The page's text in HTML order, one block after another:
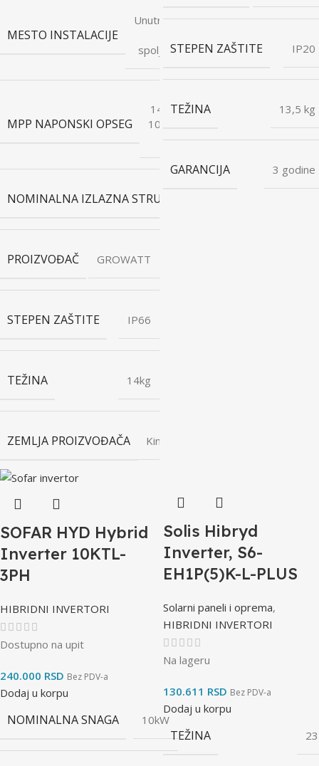
MESTO INSTALACIJE
Unutrašnje
spoljašnje
MPP NAPONSKI OPSEG
140-
1000
V
NOMINALNA IZLAZNA STRUJA
PROIZVOĐAČ GROWATT
STEPEN ZAŠTITE IP66
TEŽINA 14kg
ZEMLJA PROIZVOĐAČA Kina
STEPEN ZAŠTITE IP20
TEŽINA 13,5 kg
GARANCIJA 3 godine
SOFAR HYD Hybrid
Inverter 10KTL-
3PH
HIBRIDNI INVERTORI
Dostupno na upit
240.000 RSD Bez PDV-a
Dodaj u korpu
NOMINALNA SNAGA 10kW
Solis Hibryd
Inverter, S6-
EH1P(5)K-L-PLUS
Solarni paneli i oprema,
HIBRIDNI INVERTORI
Na lageru
130.611 RSD Bez PDV-a
Dodaj u korpu
TEŽINA